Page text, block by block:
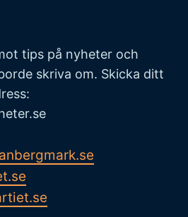
tips på nyheter och
skriva om. Skicka ditt